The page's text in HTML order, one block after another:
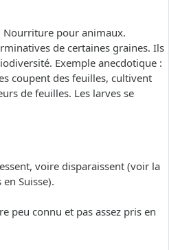
Nourriture pour animaux.
de certaines graines. Ils
Exemple anecdotique :
coupent des feuilles, cultivent
de feuilles. Les larves se
voire disparaissent (voir la
Suisse).
peu connu et pas assez pris en